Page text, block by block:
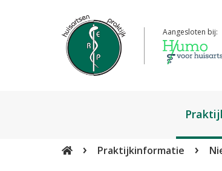
Aangesloten bij:
Praktijkinformatie